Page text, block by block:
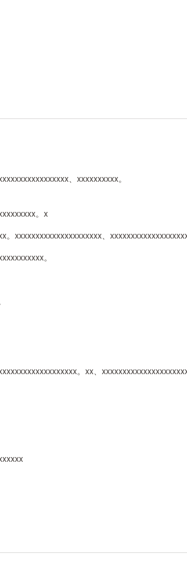
、xxxxxxxxxx。
。x
xxxxxxxxxxxxxxxxxxxxx、
。
。xx、